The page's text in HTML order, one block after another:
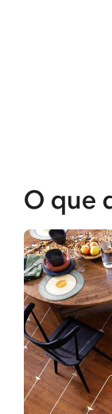
O que